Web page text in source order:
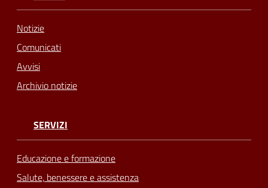
Notizie
Comunicati
Avvisi
Archivio notizie
SERVIZI
Educazione e formazione
Salute, benessere e assistenza